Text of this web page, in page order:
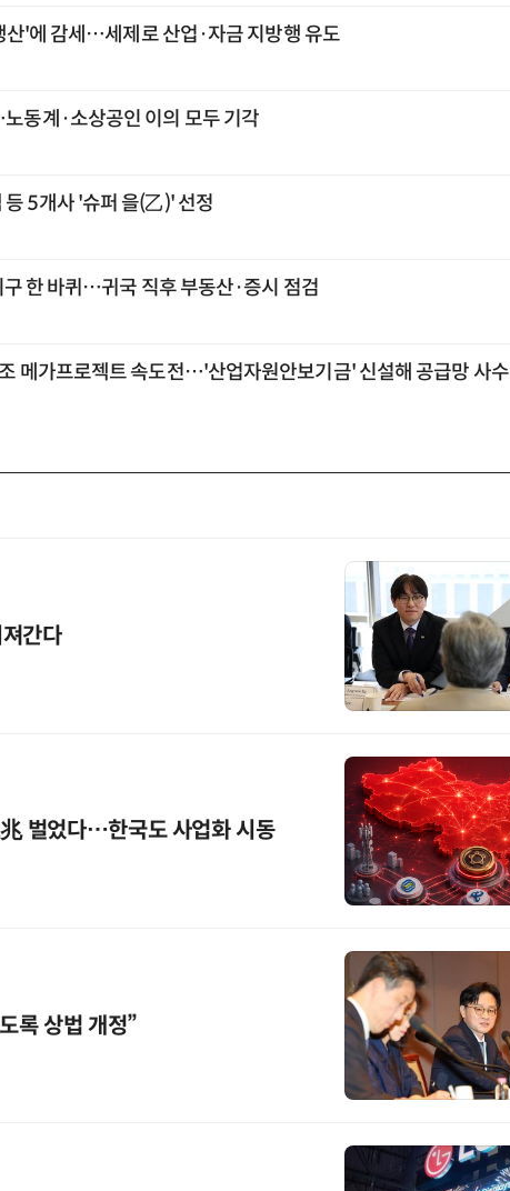
산'에 감세…세제로 산업·자금 지방행 유도
동계·소상공인 이의 모두 기각
5개사 '슈퍼 을(乙)' 선정
한 바퀴…귀국 직후 부동산·증시 점검
메가프로젝트 속도전…'산업자원안보기금' 신설해 공급망 사수
간다
벌었다…한국도 사업화 시동
록 상법 개정”